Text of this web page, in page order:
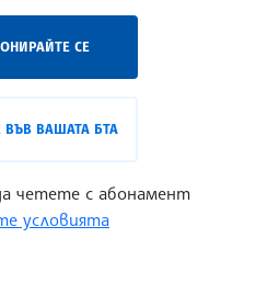
СЕ
ВЪВ ВАШАТА БТА
четете с абонамент
условията